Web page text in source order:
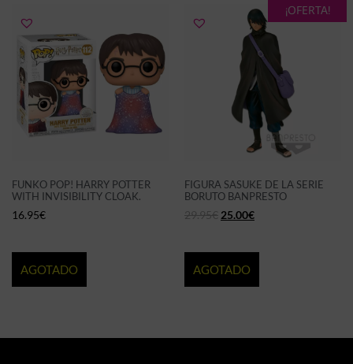
FUNKO POP! HARRY POTTER
WITH INVISIBILITY CLOAK.
16.95€
AGOTADO
¡OFERTA!
FIGURA SASUKE DE LA SERIE
BORUTO BANPRESTO
29.95€ 25.00€
AGOTADO